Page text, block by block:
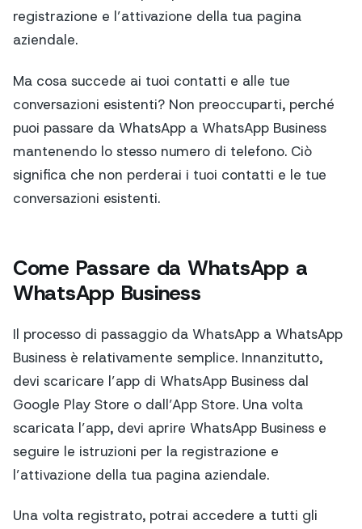
registrazione e l’attivazione della tua pagina
aziendale.
Ma cosa succede ai tuoi contatti e alle tue
conversazioni esistenti? Non preoccuparti, perché
puoi passare da WhatsApp a WhatsApp Business
mantenendo lo stesso numero di telefono. Ciò
significa che non perderai i tuoi contatti e le tue
conversazioni esistenti.
Come Passare da WhatsApp a
WhatsApp Business
Il processo di passaggio da WhatsApp a WhatsApp
Business è relativamente semplice. Innanzitutto,
devi scaricare l’app di WhatsApp Business dal
Google Play Store o dall’App Store. Una volta
scaricata l’app, devi aprire WhatsApp Business e
seguire le istruzioni per la registrazione e
l’attivazione della tua pagina aziendale.
Una volta registrato, potrai accedere a tutti gli